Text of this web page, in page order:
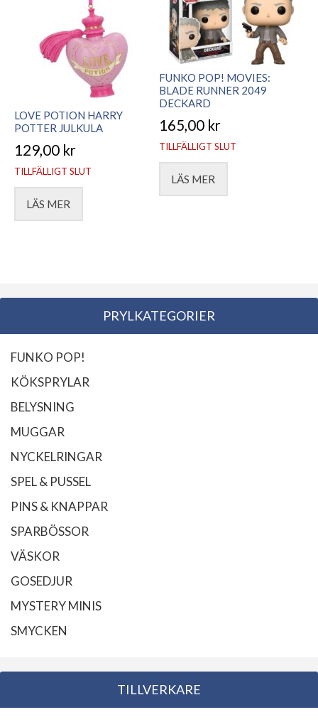
LOVE POTION HARRY
POTTER JULKULA
129,00 kr
TILLFÄLLIGT SLUT
LÄS MER
FUNKO POP! MOVIES:
BLADE RUNNER 2049
DECKARD
165,00 kr
TILLFÄLLIGT SLUT
LÄS MER
PRYLKATEGORIER
FUNKO POP!
KÖKSPRYLAR
BELYSNING
MUGGAR
NYCKELRINGAR
SPEL & PUSSEL
PINS & KNAPPAR
SPARBÖSSOR
VÄSKOR
GOSEDJUR
MYSTERY MINIS
SMYCKEN
TILLVERKARE